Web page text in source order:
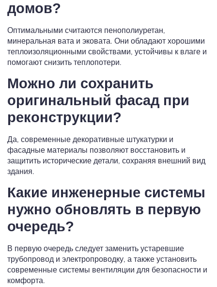
домов?
Оптимальными считаются пенополиуретан,
минеральная вата и эковата. Они обладают хорошими
теплоизоляционными свойствами, устойчивы к влаге и
помогают снизить теплопотери.
Можно ли сохранить
оригинальный фасад при
реконструкции?
Да, современные декоративные штукатурки и
фасадные материалы позволяют восстановить и
защитить исторические детали, сохраняя внешний вид
здания.
Какие инженерные системы
нужно обновлять в первую
очередь?
В первую очередь следует заменить устаревшие
трубопровод и электропроводку, а также установить
современные системы вентиляции для безопасности и
комфорта.